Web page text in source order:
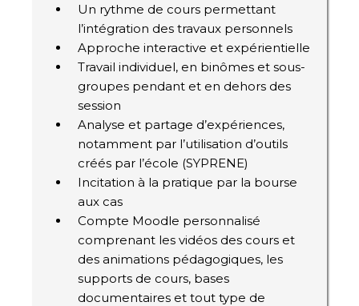
Un rythme de cours permettant
l’intégration des travaux personnels
Approche interactive et expérientielle
Travail individuel, en binômes et sous-
groupes pendant et en dehors des
session
Analyse et partage d’expériences,
notamment par l’utilisation d’outils
créés par l’école (SYPRENE)
Incitation à la pratique par la bourse
aux cas
Compte Moodle personnalisé
comprenant les vidéos des cours et
des animations pédagogiques, les
supports de cours, bases
documentaires et tout type de